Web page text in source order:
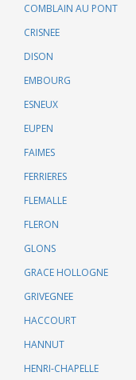
COMBLAIN AU PONT
CRISNEE
DISON
EMBOURG
ESNEUX
EUPEN
FAIMES
FERRIERES
FLEMALLE
FLERON
GLONS
GRACE HOLLOGNE
GRIVEGNEE
HACCOURT
HANNUT
HENRI-CHAPELLE